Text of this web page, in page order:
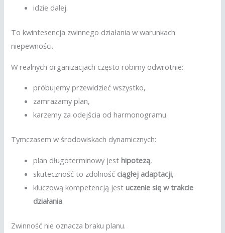
idzie dalej.
To kwintesencja zwinnego działania w warunkach
niepewności.
W realnych organizacjach często robimy odwrotnie:
próbujemy przewidzieć wszystko,
zamrażamy plan,
karzemy za odejścia od harmonogramu.
Tymczasem w środowiskach dynamicznych:
plan długoterminowy jesthipotezą,
skuteczność to zdolność ciągłej adaptacji,
kluczową kompetencją jestuczenie się w trakcie
działania.
Zwinność nie oznacza braku planu.